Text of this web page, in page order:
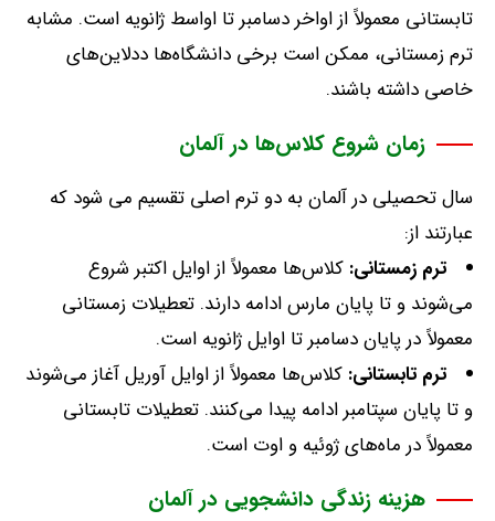
تابستانی معمولاً از اواخر دسامبر تا اواسط ژانویه است. مشابه
ترم زمستانی، ممکن است برخی دانشگاه‌ها ددلاین‌های
خاصی داشته باشند.
زمان شروع کلاس‌ها در آلمان
سال تحصیلی در آلمان به دو ترم اصلی تقسیم می‌ شود که
عبارتند از:
ترم زمستانی: کلاس‌ها معمولاً از اوایل اکتبر شروع
می‌شوند و تا پایان مارس ادامه دارند. تعطیلات زمستانی
معمولاً در پایان دسامبر تا اوایل ژانویه است.
ترم تابستانی: کلاس‌ها معمولاً از اوایل آوریل آغاز می‌شوند
و تا پایان سپتامبر ادامه پیدا می‌کنند. تعطیلات تابستانی
معمولاً در ماه‌های ژوئیه و اوت است.
هزینه زندگی دانشجویی در آلمان